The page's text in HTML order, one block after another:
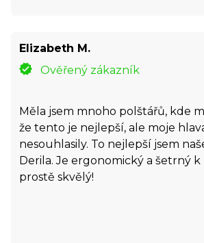
Elizabeth M.
Ověřený zákazník
Měla jsem mnoho polštářů, kde
že tento je nejlepší, ale moje
nesouhlasily. To nejlepší jsem
Derila. Je ergonomický a šetrný k
prostě skvělý!